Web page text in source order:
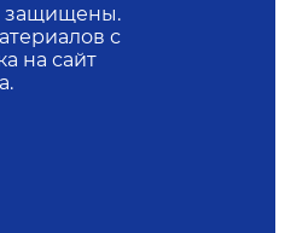
защищены.
с
на сайт